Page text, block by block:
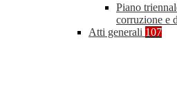
Piano
corruzione e
Atti generali 107